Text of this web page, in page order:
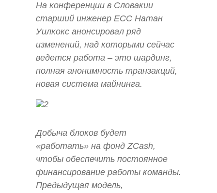
На конференции в Словакии
старший инженер ECC Натан
Уилкокс анонсировал ряд
изменений, над которыми сейчас
ведется работа – это шардинг,
полная анонимность транзакций,
новая система майнинга.
Добыча блоков будет
«работать» на фонд ZCash,
чтобы обеспечить постоянное
финансирование работы команды.
Предыдущая модель,